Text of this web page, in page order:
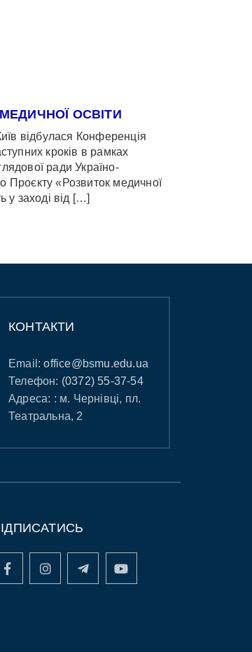
ОСВІТИ
відбулася Конференція
кроків в рамках
ради Україно-
Проєкту «Розвиток медичної
у заході від […]
КОНТАКТИ
Email:office@bsmu.edu.ua
Телефон: (0372) 55-37-54
Адреса: : м. Чернівці, пл.
Театральна, 2